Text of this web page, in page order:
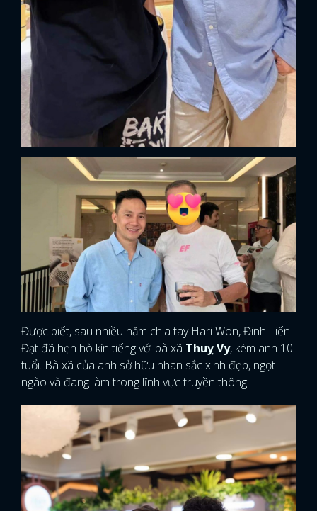
Được biết, sau nhiều năm chia tay Hari Won, Đinh Tiến
Đạt đã hẹn hò kín tiếng với bà xã Thuỵ Vy, kém anh 10
tuổi. Bà xã của anh sở hữu nhan sắc xinh đẹp, ngọt
ngào và đang làm trong lĩnh vực truyền thông.